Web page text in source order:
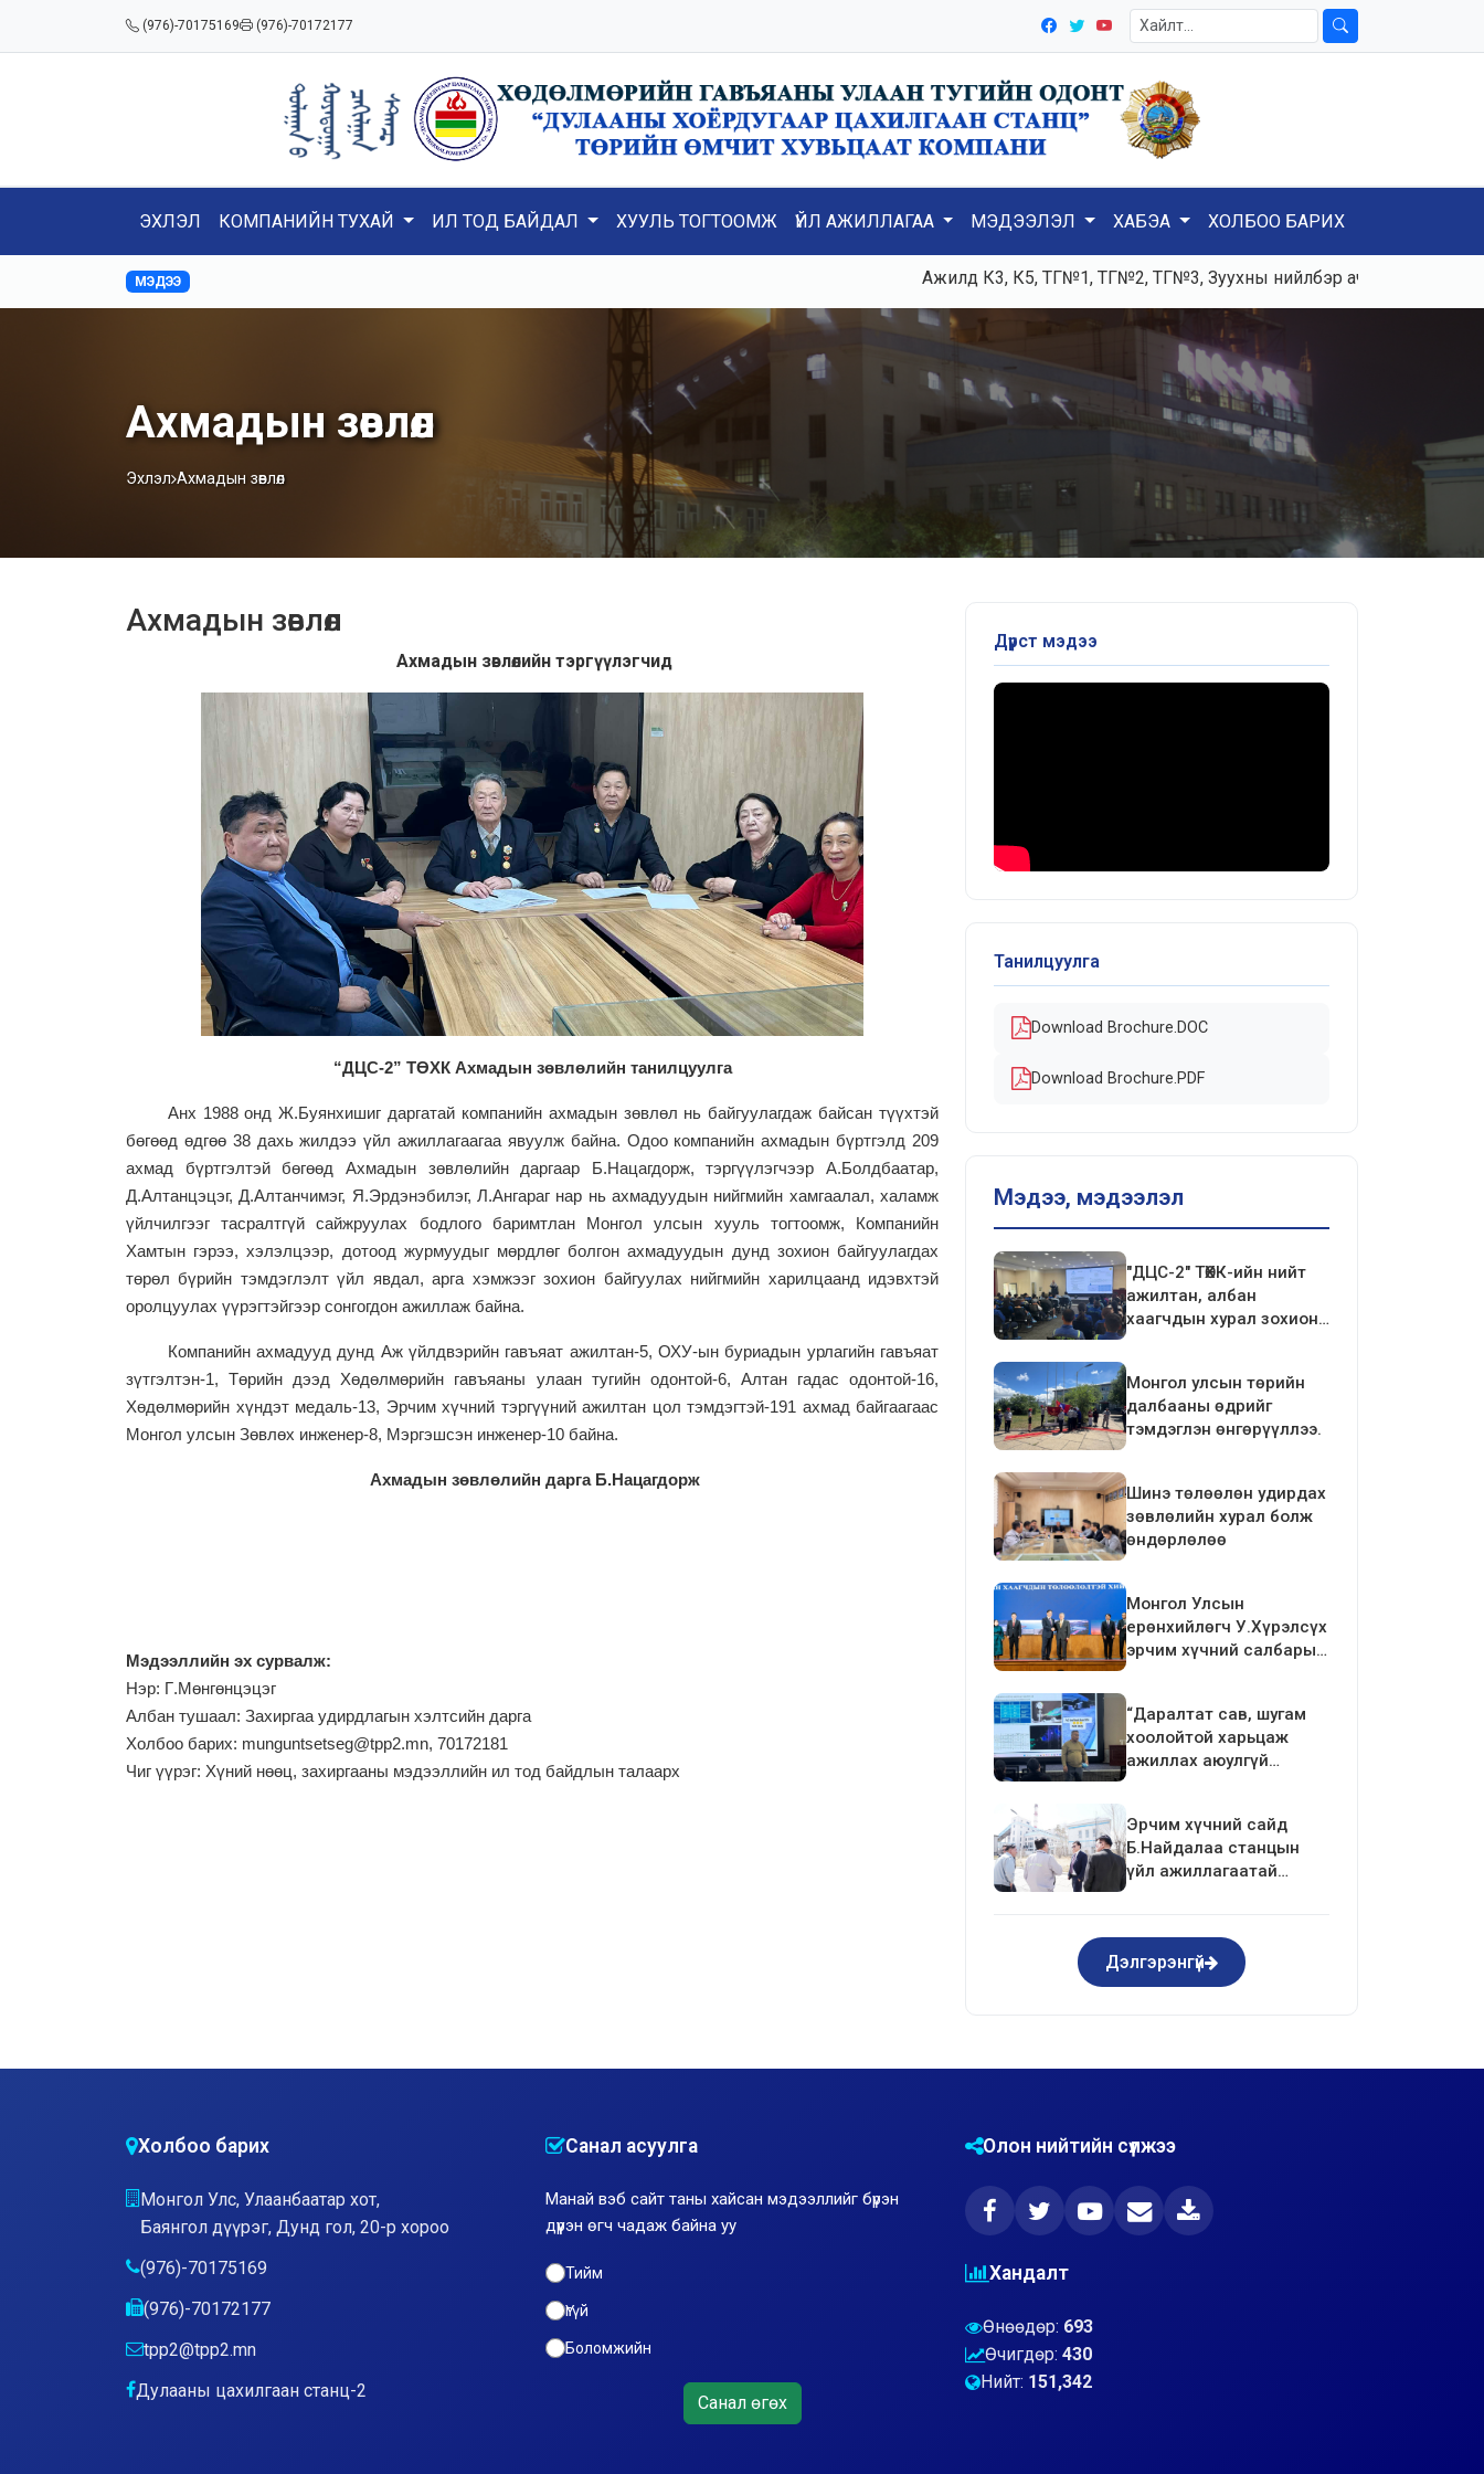
(976)-70175169 (976)-70172177
ЭХЛЭЛ КОМПАНИЙН ТУХАЙ ИЛ ТОД БАЙДАЛ ХУУЛЬ ТОГТООМЖ ҮЙЛ АЖИЛЛАГАА МЭДЭЭЛЭЛ ХАБЭА ХОЛБОО БАРИХ
МЭДЭЭ Ажилд К3, К5, ТГ№1, ТГ№2, ТГ№3, Зуухны нийлбэр ачаалал 120-125тн/ц,
Ахмадын зөвлөл
Эхлэл Ахмадын зөвлөл
Ахмадын зөвлөл
Ахмадын зөвлөлийн тэргүүлэгчид
“ДЦС-2” ТӨХК Ахмадын зөвлөлийн танилцуулга
Анх 1988 онд Ж.Буянхишиг даргатай компанийн ахмадын зөвлөл нь байгуулагдаж байсан түүхтэй
бөгөөд өдгөө 38 дахь жилдээ үйл ажиллагаагаа явуулж байна. Одоо компанийн ахмадын бүртгэлд 209
ахмад бүртгэлтэй бөгөөд Ахмадын зөвлөлийн даргаар Б.Нацагдорж, тэргүүлэгчээр А.Болдбаатар,
Д.Алтанцэцэг, Д.Алтанчимэг, Я.Эрдэнэбилэг, Л.Ангараг нар нь ахмадуудын нийгмийн хамгаалал, халамж
үйлчилгээг тасралтгүй сайжруулах бодлого баримтлан Монгол улсын хууль тогтоомж, Компанийн
Хамтын гэрээ, хэлэлцээр, дотоод журмуудыг мөрдлөг болгон ахмадуудын дунд зохион байгуулагдах
төрөл бүрийн тэмдэглэлт үйл явдал, арга хэмжээг зохион байгуулах нийгмийн харилцаанд идэвхтэй
оролцуулах үүрэгтэйгээр сонгогдон ажиллаж байна.
Компанийн ахмадууд дунд Аж үйлдвэрийн гавъяат ажилтан-5, ОХУ-ын буриадын урлагийн гавъяат
зүтгэлтэн-1, Төрийн дээд Хөдөлмөрийн гавъяаны улаан тугийн одонтой-6, Алтан гадас одонтой-16,
Хөдөлмөрийн хүндэт медаль-13, Эрчим хүчний тэргүүний ажилтан цол тэмдэгтэй-191 ахмад байгаагаас
Монгол улсын Зөвлөх инженер-8, Мэргэшсэн инженер-10 байна.
Ахмадын зөвлөлийн дарга Б.Нацагдорж
Мэдээллийн эх сурвалж:
Нэр: Г.Мөнгөнцэцэг
Албан тушаал: Захиргаа удирдлагын хэлтсийн дарга
Холбоо барих: munguntsetseg@tpp2.mn, 70172181
Чиг үүрэг: Хүний нөөц, захиргааны мэдээллийн ил тод байдлын талаарх
Дүрст мэдээ
Танилцуулга
Download Brochure.DOC
Download Brochure.PDF
Мэдээ, мэдээлэл
"ДЦС-2" ТӨХК-ийн нийт
ажилтан, албан
хаагчдын хурал зохион
Монгол улсын төрийн
далбааны өдрийг
тэмдэглэн өнгөрүүллээ.
Шинэ төлөөлөн удирдах
зөвлөлийн хурал болж
өндөрлөлөө
Монгол Улсын
ерөнхийлөгч У.Хүрэлсүх
эрчим хүчний салбарын
уулзалт хийлээ
“Даралтат сав, шугам
хоолойтой харьцаж
ажиллах аюулгүй
байгуулав.
Эрчим хүчний сайд
Б.Найдалаа станцын
үйл ажиллагаатай
Дэлгэрэнгүй
Холбоо барих
Монгол Улс, Улаанбаатар хот,
Баянгол дүүрэг, Дунд гол, 20-р хороо
(976)-70175169
(976)-70172177
tpp2@tpp2.mn
Дулааны цахилгаан станц-2
Санал асуулга
Манай вэб сайт таны хайсан мэдээллийг бүрэн
дүүрэн өгч чадаж байна уу
Тийм
Үгүй
Боломжийн
Санал өгөх
Олон нийтийн сүлжээ
Хандалт
Өнөөдөр: 693
Өчигдөр: 430
Нийт: 151,342